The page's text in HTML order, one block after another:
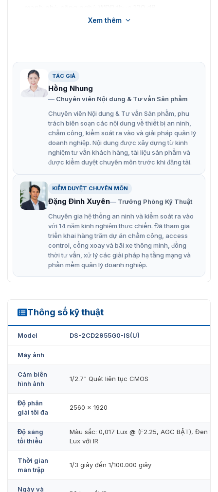
Giao diện âm thanh và báo động có sẵn
Xem thêm
TÁC GIẢ
Hồng Nhung
Chuyên viên Nội dung & Tư vấn Sản phẩm
Chuyên viên Nội dung & Tư vấn Sản phẩm, phụ
trách biên soạn các nội dung về thiết bị an ninh,
chấm công, kiểm soát ra vào và giải pháp quản lý
doanh nghiệp. Nội dung được xây dựng từ kinh
nghiệm tư vấn khách hàng, tài liệu sản phẩm và
được kiểm duyệt chuyên môn trước khi đăng tải.
KIỂM DUYỆT CHUYÊN MÔN
Đặng Đình Xuyên
Trưởng Phòng Kỹ Thuật
Chuyên gia hệ thống an ninh và kiểm soát ra vào
với 14 năm kinh nghiệm thực chiến. Đã tham gia
triển khai hàng trăm dự án chấm công, access
control, cổng xoay và bãi xe thông minh, đồng
thời tư vấn, xử lý các giải pháp hạ tầng mạng và
phần mềm quản lý doanh nghiệp.
Thông số kỹ thuật
DS-2CD2955G0-IS(U)
Model DS-2CD2955G0-IS(U)
Máy ảnh
Cảm biến
hình ảnh
1/2.7" Quét liên tục CMOS
Độ phân
giải tối đa
2560 × 1920
Độ sáng
tối thiểu
Màu sắc: 0,017 Lux @ (F2.25, AGC BẬT), Đen
Lux với IR
Thời gian
màn trập
1/3 giây đến 1/100.000 giây
Ngày và